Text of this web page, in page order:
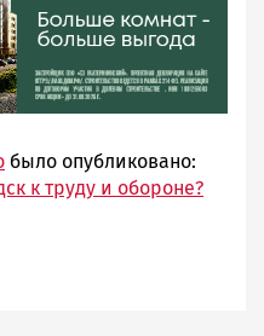
было опубликовано:
к труду и обороне?